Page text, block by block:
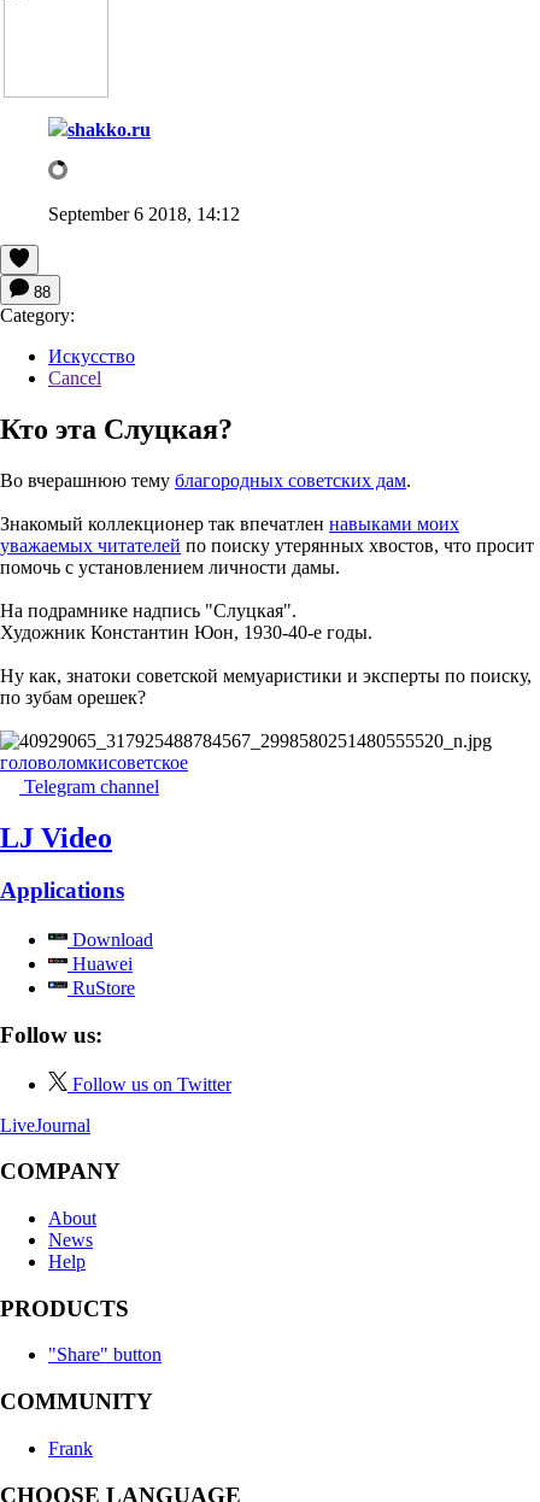
shakko.ru
September 6 2018, 14:12
88
Category:
Искусство
Cancel
Кто эта Слуцкая?
Во вчерашнюю тему благородных советских дам.
Знакомый коллекционер так впечатлен навыками моих
уважаемых читателей по поиску утерянных хвостов, что просит
помочь с установлением личности дамы.
На подрамнике надпись "Слуцкая".
Художник Константин Юон, 1930-40-е годы.
Ну как, знатоки советской мемуаристики и эксперты по поиску,
по зубам орешек?
головоломкисоветское
Telegram channel
LJ Video
Applications
Download
Huawei
RuStore
Follow us:
Follow us on Twitter
LiveJournal
COMPANY
About
News
Help
PRODUCTS
"Share" button
COMMUNITY
Frank
CHOOSE LANGUAGE